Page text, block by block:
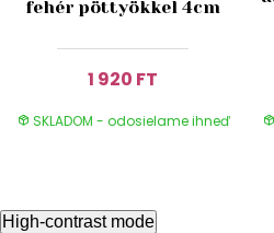
fehér pöttyökkel 4cm
1 920 FT
SKLADOM - odosielame ihneď
High-contrast mode